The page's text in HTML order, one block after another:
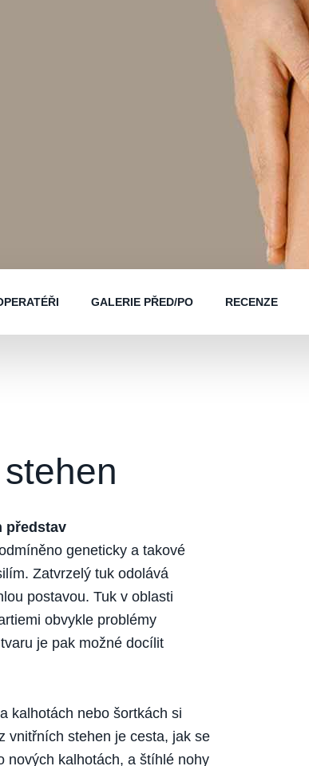
GALERIE PŘED/PO RECENZE
představ
geneticky a takové
Zatvrzelý tuk odolává
postavou. Tuk v oblasti
obvykle problémy
je pak možné docílit
kalhotách nebo šortkách si
vnitřních stehen je cesta, jak se
nových kalhotách, a štíhlé nohy